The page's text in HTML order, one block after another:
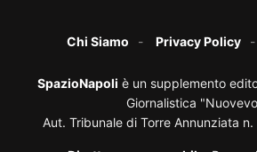
Chi Siamo Privacy Policy
SpazioNapoli è un supplemento
Giornalistica
Aut. Tribunale di Torre Annunziata